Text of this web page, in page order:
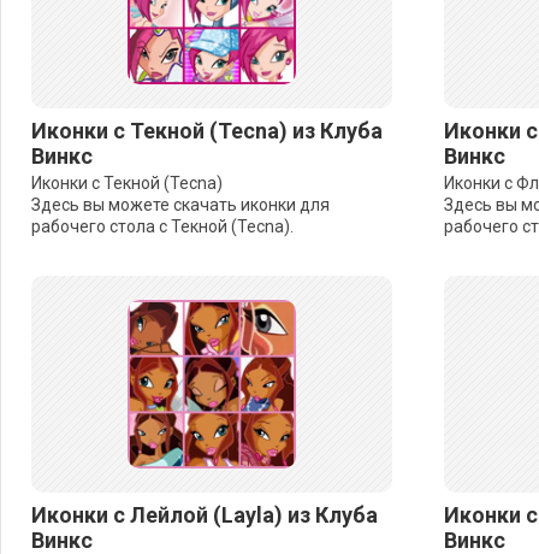
Иконки с Текной (Tecna) из Клуба
Винкс
Иконки с Текной (Tecna)
Здесь вы можете скачать иконки для
рабочего стола с Текной (Tecna).
Иконки
Винкс
Иконки с
Здесь вы
рабочего
Иконки с Лейлой (Layla) из Клуба
Винкс
Иконки
Винкс